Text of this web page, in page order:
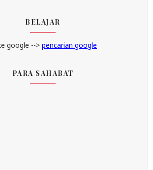
BELAJAR
google --> pencarian google
PARA SAHABAT